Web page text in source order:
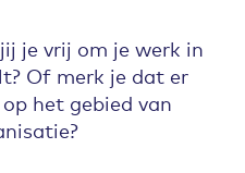
je vrij om je werk in
Of merk je dat er
het gebied van